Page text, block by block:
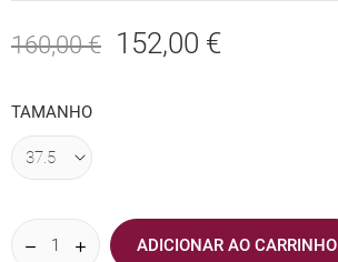
160,00 € 152,00 €
TAMANHO
ADICIONAR AO CARRINHO